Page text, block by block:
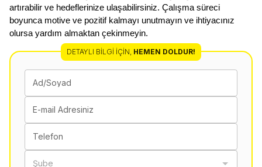
artırabilir ve hedeflerinize ulaşabilirsiniz. Çalışma süreci
boyunca motive ve pozitif kalmayı unutmayın ve ihtiyacınız
olursa yardım almaktan çekinmeyin.
DETAYLI BILGI İÇIN, HEMEN DOLDUR!
Ad/Soyad
E-mail Adresiniz
Telefon
Şube